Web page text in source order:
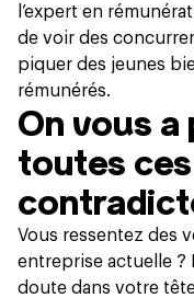
l’expert en
de voir des
piquer des jeunes
rémunérés.
On vous a
toutes
Vous ressentez des
entreprise actuelle ?
doute dans votre